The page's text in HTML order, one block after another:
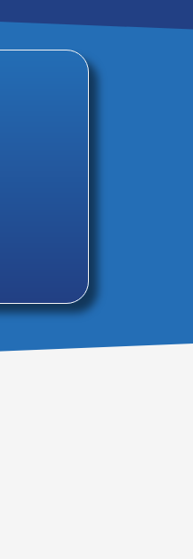
MATRICÚLATE!!!